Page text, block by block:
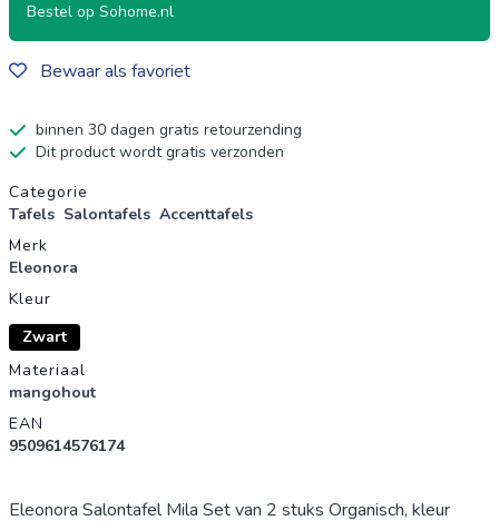
Bestel op Sohome.nl
Bewaar als favoriet
binnen 30 dagen gratis retourzending
Dit product wordt gratis verzonden
Productgegevens
Categorie
Tafels Salontafels Accenttafels
Merk
Eleonora
Kleur
Zwart
Materiaal
mangohout
EAN
9509614576174
Eleonora Salontafel Mila Set van 2 stuks Organisch, kleur